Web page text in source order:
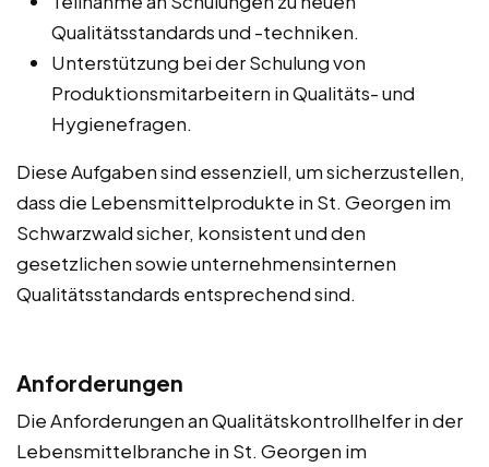
Qualitätsstandards und -techniken.
Unterstützung bei der Schulung von
Produktionsmitarbeitern in Qualitäts- und
Hygienefragen.
Diese Aufgaben sind essenziell, um sicherzustellen,
dass die Lebensmittelprodukte in St. Georgen im
Schwarzwald sicher, konsistent und den
gesetzlichen sowie unternehmensinternen
Qualitätsstandards entsprechend sind.
Anforderungen
Die Anforderungen an Qualitätskontrollhelfer in der
Lebensmittelbranche in St. Georgen im